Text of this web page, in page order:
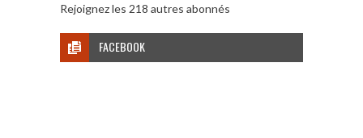
Rejoignez les 218 autres abonnés
FACEBOOK